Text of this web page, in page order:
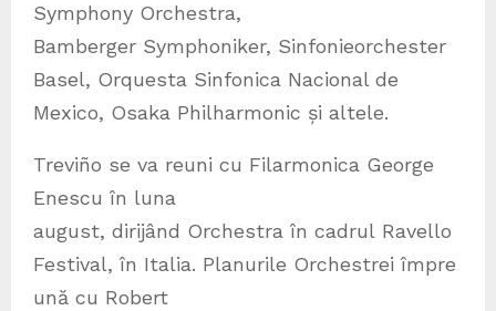
Symphony Orchestra,
Bamberger Symphoniker, Sinfonieorchester
Basel, Orquesta Sinfonica Nacional de
Mexico, Osaka Philharmonic și altele.
Treviño se va reuni cu Filarmonica George
Enescu în luna
august, dirijând Orchestra în cadrul Ravello
Festival, în Italia. Planurile Orchestrei împre
ună cu Robert